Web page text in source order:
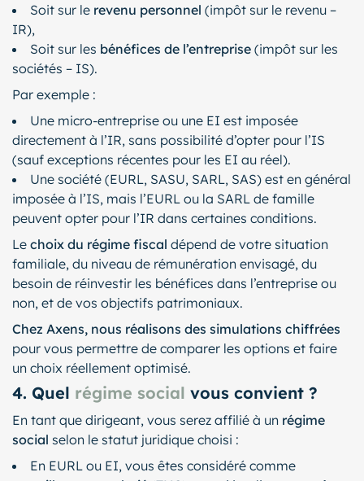
Soit sur le revenu personnel (impôt sur le revenu –
IR),
Soit sur les bénéfices de l’entreprise (impôt sur les
sociétés – IS).
Par exemple :
Une micro-entreprise ou une EI est imposée
directement à l’IR, sans possibilité d’opter pour l’IS
(sauf exceptions récentes pour les EI au réel).
Une société (EURL, SASU, SARL, SAS) est en général
imposée à l’IS, mais l’EURL ou la SARL de famille
peuvent opter pour l’IR dans certaines conditions.
Le choix du régime fiscal dépend de votre situation
familiale, du niveau de rémunération envisagé, du
besoin de réinvestir les bénéfices dans l’entreprise ou
non, et de vos objectifs patrimoniaux.
Chez Axens, nous réalisons des simulations chiffrées
pour vous permettre de comparer les options et faire
un choix réellement optimisé.
4. Quel régime social vous convient ?
En tant que dirigeant, vous serez affilié à un régime
social selon le statut juridique choisi :
En EURL ou EI, vous êtes considéré comme